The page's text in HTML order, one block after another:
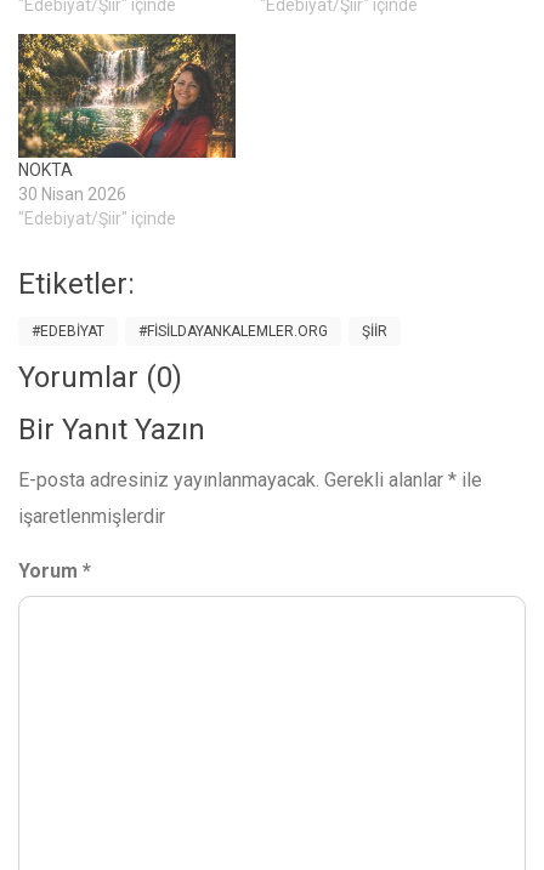
"Edebiyat/Şiir" içinde
"Edebiyat/Şiir" içinde
NOKTA
30 Nisan 2026
"Edebiyat/Şiir" içinde
Etiketler:
#EDEBIYAT #FISILDAYANKALEMLER.ORG ŞIIR
Yorumlar (0)
Bir Yanıt Yazın
E-posta adresiniz yayınlanmayacak. Gerekli alanlar * ile
işaretlenmişlerdir
Yorum *